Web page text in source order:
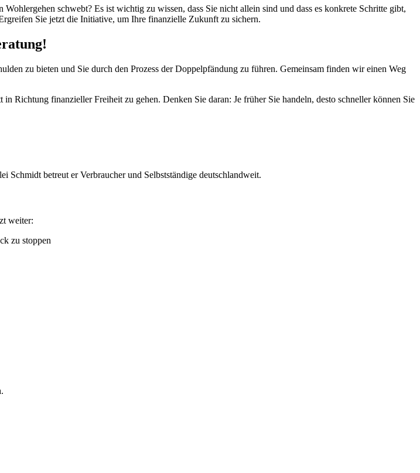
schwebt? Es ist wichtig zu wissen, dass Sie nicht allein sind und dass es konkrete Schritte gibt,
Sie jetzt die Initiative, um Ihre finanzielle Zukunft zu sichern.
zu bieten und Sie durch den Prozess der Doppelpfändung zu führen. Gemeinsam finden wir einen Weg
in Richtung finanzieller Freiheit zu gehen. Denken Sie daran: Je früher Sie handeln, desto schneller können Sie
betreut er Verbraucher und Selbstständige deutschlandweit.
weiter: